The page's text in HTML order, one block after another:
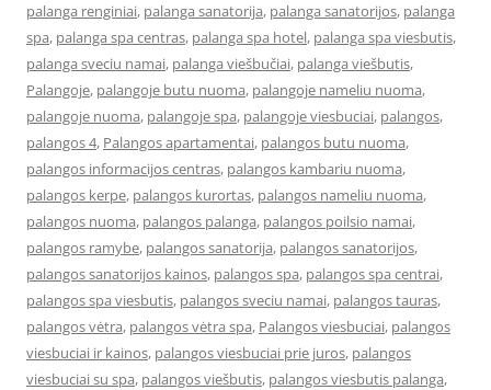
palanga renginiai, palanga sanatorija, palanga sanatorijos, palanga
spa, palanga spa centras, palanga spa hotel, palanga spa viesbutis,
palanga sveciu namai, palanga viešbučiai, palanga viešbutis,
Palangoje, palangoje butu nuoma, palangoje nameliu nuoma,
palangoje nuoma, palangoje spa, palangoje viesbuciai, palangos,
palangos 4, Palangos apartamentai, palangos butu nuoma,
palangos informacijos centras, palangos kambariu nuoma,
palangos kerpe, palangos kurortas, palangos nameliu nuoma,
palangos nuoma, palangos palanga, palangos poilsio namai,
palangos ramybe, palangos sanatorija, palangos sanatorijos,
palangos sanatorijos kainos, palangos spa, palangos spa centrai,
palangos spa viesbutis, palangos sveciu namai, palangos tauras,
palangos vėtra, palangos vėtra spa, Palangos viesbuciai, palangos
viesbuciai ir kainos, palangos viesbuciai prie juros, palangos
viesbuciai su spa, palangos viešbutis, palangos viesbutis palanga,